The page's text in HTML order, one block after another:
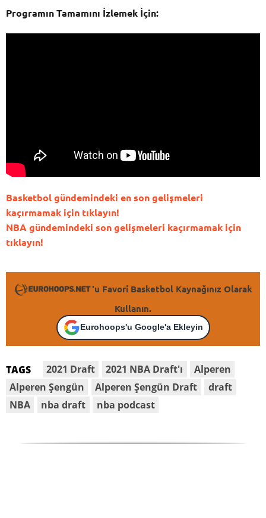
Programın Tamamını İzlemek İçin:
Basketbol gündemindeki en son gelişmeleri
kaçırmamak için tıklayın!
NBA gündemindeki son gelişmeleri kaçırmamak için
tıklayın!
'u Favori Basketbol Kaynağınız Olarak
Kullanın.
Eurohoops'u Google'a Ekleyin
TAGS 2021 Draft 2021 NBA Draft'ı
Alperen
Alperen Şengün
Alperen Şengün Draft
draft
NBA
nba draft nba podcast